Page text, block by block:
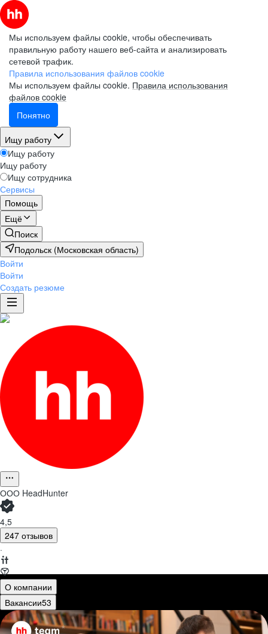
Мы используем файлы cookie, чтобы обеспечивать
правильную работу нашего веб-сайта и анализировать
сетевой трафик.
Правила использования файлов cookie
Мы используем файлы cookie. Правила использования
файлов cookie
Понятно
Ищу работу
Ищу работу
Ищу работу
Ищу сотрудника
Сервисы
Помощь
Ещё
Поиск
Подольск (Московская область)
Войти
Войти
Создать резюме
ООО HeadHunter
4,5
247 отзывов
·
О компании
Вакансии53